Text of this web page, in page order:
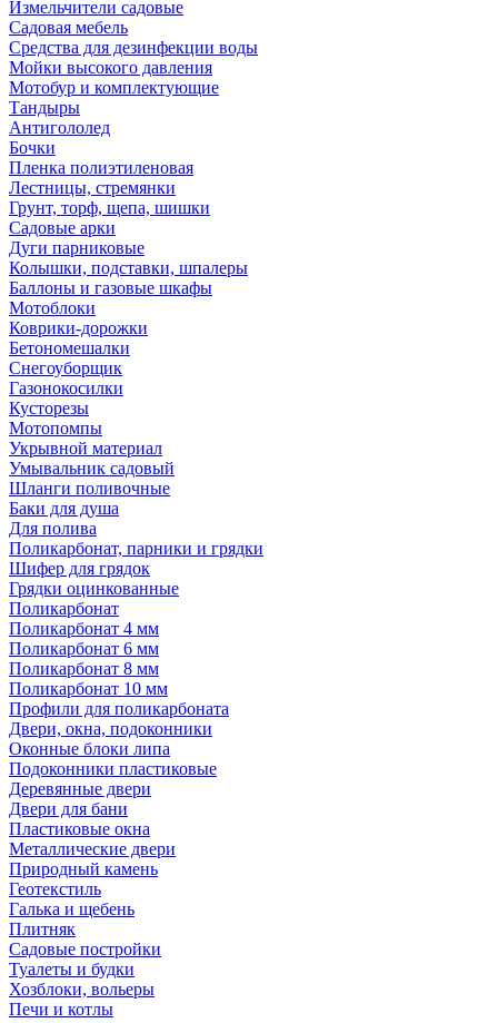
Измельчители садовые
Садовая мебель
Средства для дезинфекции воды
Мойки высокого давления
Мотобур и комплектующие
Тандыры
Антигололед
Бочки
Пленка полиэтиленовая
Лестницы, стремянки
Грунт, торф, щепа, шишки
Садовые арки
Дуги парниковые
Колышки, подставки, шпалеры
Баллоны и газовые шкафы
Мотоблоки
Коврики-дорожки
Бетономешалки
Снегоуборщик
Газонокосилки
Кусторезы
Мотопомпы
Укрывной материал
Умывальник садовый
Шланги поливочные
Баки для душа
Для полива
Поликарбонат, парники и грядки
Шифер для грядок
Грядки оцинкованные
Поликарбонат
Поликарбонат 4 мм
Поликарбонат 6 мм
Поликарбонат 8 мм
Поликарбонат 10 мм
Профили для поликарбоната
Двери, окна, подоконники
Оконные блоки липа
Подоконники пластиковые
Деревянные двери
Двери для бани
Пластиковые окна
Металлические двери
Природный камень
Геотекстиль
Галька и щебень
Плитняк
Садовые постройки
Туалеты и будки
Хозблоки, вольеры
Печи и котлы